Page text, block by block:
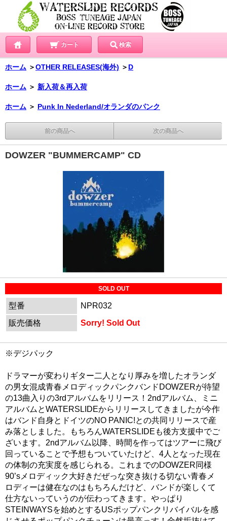
カート 検索
ホーム ＞OTHER RELEASES(海外) ＞ D
ホーム ＞ 新入荷＆再入荷
ホーム ＞ Punk In Nederland/オランダのパンク
前の商品へ 次の商品へ
DOWZER "BUMMERCAMP" CD
SOLD OUT
型番
NPR032
販売価格
Sorry! Sold Out
※デジパック
ドラマーが変わりギター二人となり厚みを増したオランダ
の男女混成青春メロディックパンクバンドDOWZERが待望
の13曲入りの3rdアルバムをリリース！2ndアルバム、ミニ
アルバムとWATERSLIDEからリリースしてきましたが今作
はバンド自身とドイツのNO PANIC!との共同リリースで産
み落としました。もちろんWATERSLIDEも後方支援中でご
ざいます。2ndアルバム以降、時間を作ってはツアーに飛び
回っていることで予想もついていたけど、4人となった現在
の体制の充実度を感じられる。これまでのDOWZER同様
90’sメロディック大好きだぜっな突き抜ける切ない青春メ
ロディーは健在なのはもちろんだけど、バンドが楽しくて
仕方ないっていうのが伝わってきます。やっぱり
STEINWAYSを始めとするUSポップパンクリバイバルを感